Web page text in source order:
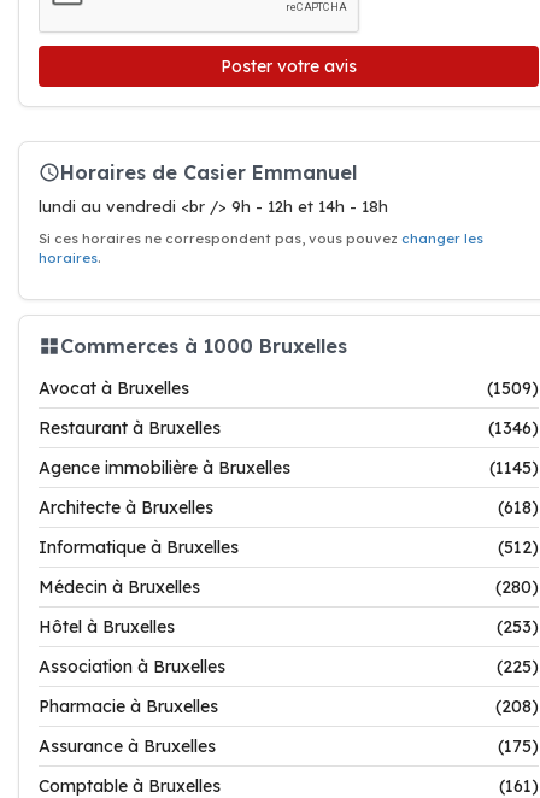
Poster votre avis
Horaires de Casier Emmanuel
lundi au vendredi <br /> 9h - 12h et 14h - 18h
Si ces horaires ne correspondent pas, vous pouvez changer les
horaires.
Commerces à 1000 Bruxelles
Avocat à Bruxelles
(1509)
Restaurant à Bruxelles
(1346)
Agence immobilière à Bruxelles
(1145)
Architecte à Bruxelles
(618)
Informatique à Bruxelles
(512)
Médecin à Bruxelles
(280)
Hôtel à Bruxelles
(253)
Association à Bruxelles
(225)
Pharmacie à Bruxelles
(208)
Assurance à Bruxelles
(175)
Comptable à Bruxelles
(161)